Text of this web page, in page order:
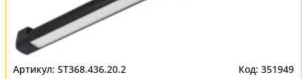
ST368.436.20.2 351949